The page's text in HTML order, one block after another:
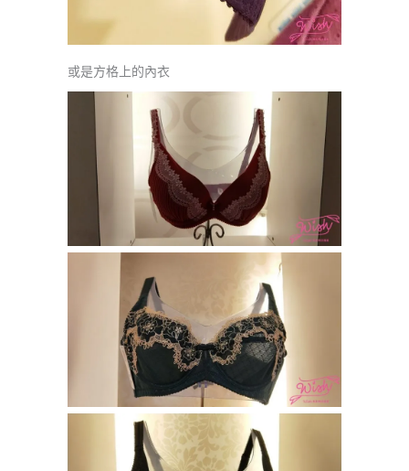
或是方格上的內衣